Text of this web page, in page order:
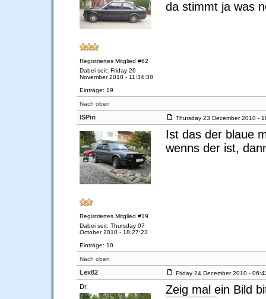
Registriertes Mitglied #62
Dabei seit: Friday 26
November 2010 - 11:34:38
Einträge: 19
da stimmt ja was
Nach oben
ISPiri Thursday 23 December 2010 -
Registriertes Mitglied #19
Dabei seit: Thursday 07
October 2010 - 18:27:23
Einträge: 10
Ist das der blaue
wenns der ist,
Nach oben
Lex82 Friday 24 December 2010 -
Dr. Zeig mal ein Bild